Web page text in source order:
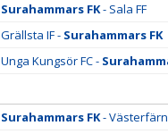
Surahammars FK- Sala FF
Grällsta IF - Surahammars FK
Unga Kungsör FC -
Surahammars FK-